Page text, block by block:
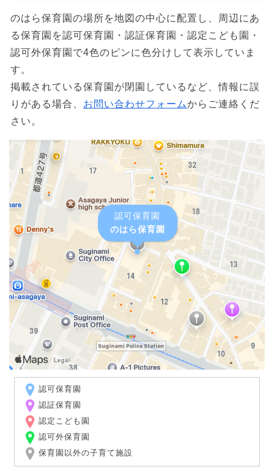
のはら保育園の場所を地図の中心に配置し、周辺にあ
る保育園を認可保育園・認証保育園・認定こども園・
認可外保育園で4色のピンに色分けして表示していま
す。
掲載されている保育園が閉園しているなど、情報に誤
りがある場合、 お問い合わせフォームからご連絡くだ
さい。
認可保育園
のはら保育園
認可保育園
認証保育園
認定こども園
認可外保育園
保育園以外の子育て施設